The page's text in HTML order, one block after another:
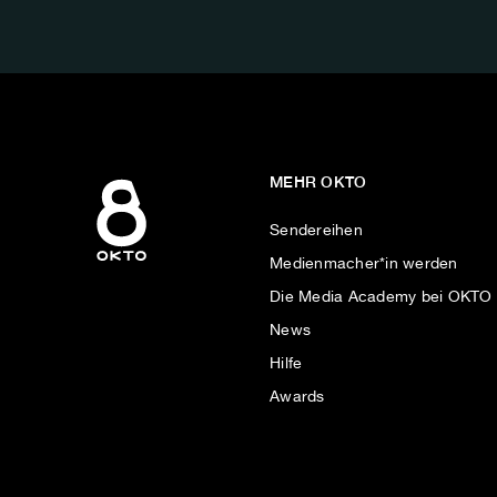
MEHR OKTO
Sendereihen
Medienmacher*in werden
Die Media Academy bei OKTO
News
Hilfe
Awards